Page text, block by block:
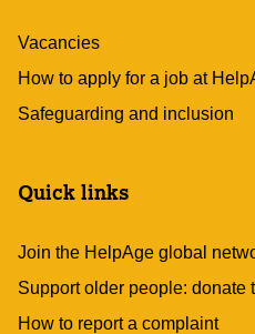
Vacancies
How to apply for a job at
Safeguarding and inclusion
Quick links
Join the HelpAge global
Support older people: donate
How to report a complaint